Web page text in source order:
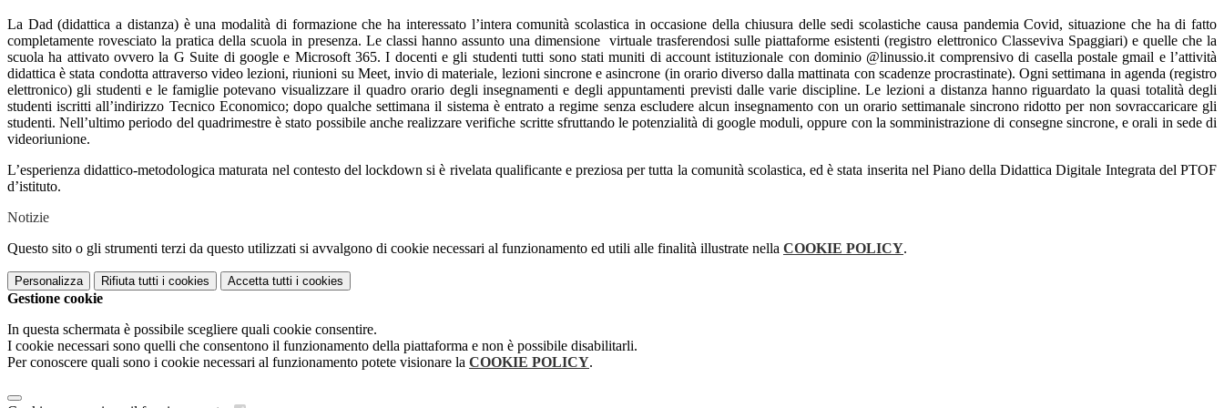
La Dad (didattica a distanza) è una modalità di formazione che ha interessato l’intera comunità scolastica in occasione della chiusura delle sedi scolastiche causa pandemia Covid, situazione che ha di fatto
completamente rovesciato la pratica della scuola in presenza. Le classi hanno assunto una dimensione virtuale trasferendosi sulle piattaforme esistenti (registro elettronico Classeviva Spaggiari) e quelle che la
scuola ha attivato ovvero la G Suite di google e Microsoft 365. I docenti e gli studenti tutti sono stati muniti di account istituzionale con dominio @linussio.it comprensivo di casella postale gmail e l’attività
didattica è stata condotta attraverso video lezioni, riunioni su Meet, invio di materiale, lezioni sincrone e asincrone (in orario diverso dalla mattinata con scadenze procrastinate). Ogni settimana in agenda (registro
elettronico) gli studenti e le famiglie potevano visualizzare il quadro orario degli insegnamenti e degli appuntamenti previsti dalle varie discipline. Le lezioni a distanza hanno riguardato la quasi totalità degli
studenti iscritti all’indirizzo Tecnico Economico; dopo qualche settimana il sistema è entrato a regime senza escludere alcun insegnamento con un orario settimanale sincrono ridotto per non sovraccaricare gli
studenti. Nell’ultimo periodo del quadrimestre è stato possibile anche realizzare verifiche scritte sfruttando le potenzialità di google moduli, oppure con la somministrazione di consegne sincrone, e orali in sede di
videoriunione.
L’esperienza didattico-metodologica maturata nel contesto del lockdown si è rivelata qualificante e preziosa per tutta la comunità scolastica, ed è stata inserita nel Piano della Didattica Digitale Integrata del PTOF
d’istituto.
Notizie
Questo sito o gli strumenti terzi da questo utilizzati si avvalgono di cookie necessari al funzionamento ed utili alle finalità illustrate nella COOKIE POLICY.
Personalizza Rifiuta tutti i cookies Accetta tutti i cookies
Gestione cookie
In questa schermata è possibile scegliere quali cookie consentire.
I cookie necessari sono quelli che consentono il funzionamento della piattaforma e non è possibile disabilitarli.
Per conoscere quali sono i cookie necessari al funzionamento potete visionare la COOKIE POLICY.